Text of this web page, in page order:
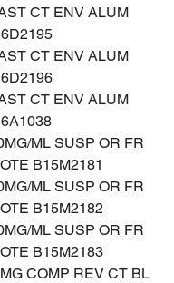
CT ENV ALUM
CT ENV ALUM
CT ENV ALUM
ML SUSP OR FR
B15M2181
ML SUSP OR FR
B15M2182
ML SUSP OR FR
B15M2183
COMP REV CT BL